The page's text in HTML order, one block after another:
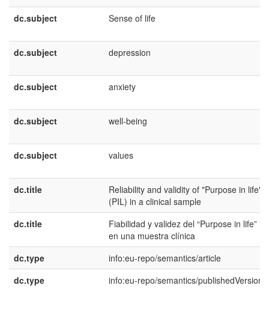
dc.subject Sense of life
dc.subject depression
dc.subject anxiety
dc.subject well-being
dc.subject values
dc.title
Reliability and validity of "Purpose in life"
(PIL) in a clinical sample
dc.title
Fiabilidad y validez del “Purpose in life”
en una muestra clínica
dc.type
info:eu-repo/semantics/article
dc.type
info:eu-repo/semantics/publishedVersion